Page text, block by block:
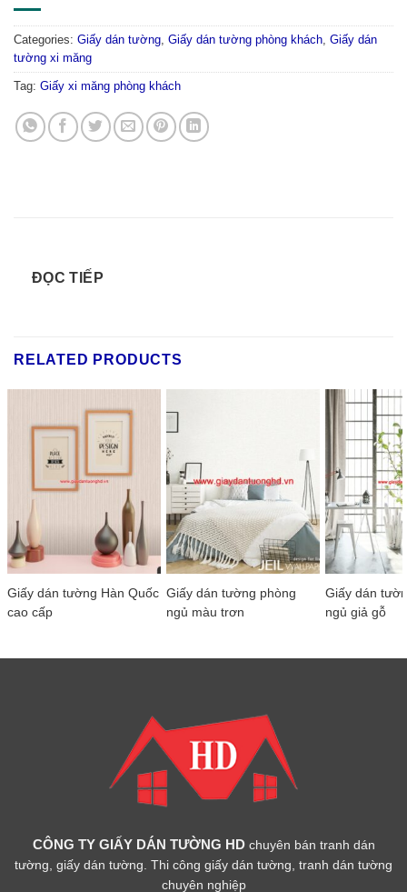
Categories: Giấy dán tường Giấy dán tường phòng khách Giấy dán
tường xi măng
Tag: Giấy xi măng phòng khách
ĐỌC TIẾP
RELATED PRODUCTS
Giấy dán tường Hàn Quốc
cao cấp
Giấy dán tường phòng
ngủ màu trơn
Giấy dán
ngủ giả gỗ
CÔNG TY GIẤY DÁN TƯỜNG HD chuyên bán tranh dán
tường, giấy dán tường. Thi công giấy dán tường, tranh dán tường
chuyên nghiệp